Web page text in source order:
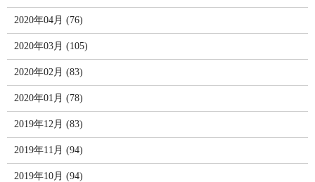
2020年04月 (76)
2020年03月 (105)
2020年02月 (83)
2020年01月 (78)
2019年12月 (83)
2019年11月 (94)
2019年10月 (94)